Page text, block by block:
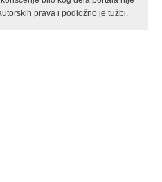
prava i podložno je tužbi.